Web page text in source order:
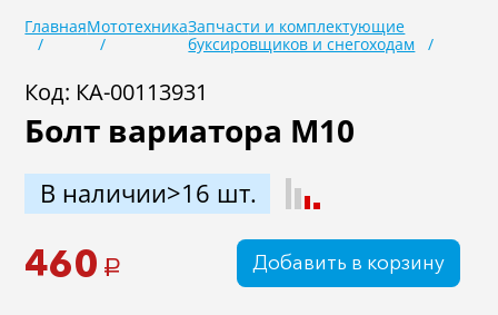
ГлавнаяМототехникаЗапчасти и комплектующие
буксировщиков и снегоходам
Код: КА-00113931
Болт вариатора М10
В наличии>16 шт.
460 a Добавить в корзину